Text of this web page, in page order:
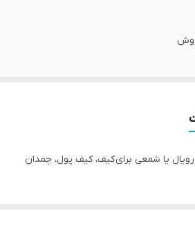
یا شمعی برای کیف، کیف پول، چمدان